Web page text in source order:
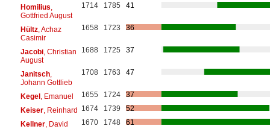
Homilius
Gottfried August
1714 1785 41
Hültz, Achaz
Casimir
1658 1723 36
Jacobi, Christian
August
1688 1725 37
Janitsch,
Johann Gottlieb
1708 1763 47
Kegel, Emanuel 1655 1724
37
Keiser, Reinhard 1674 1739
52
Kellner, David 1670 1748
61